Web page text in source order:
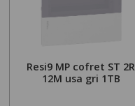
Resi9 MP cofret ST 2R
12M usa gri 1TB